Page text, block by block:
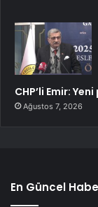
CHP’li Emir:
Ağustos 7, 2026
En Güncel